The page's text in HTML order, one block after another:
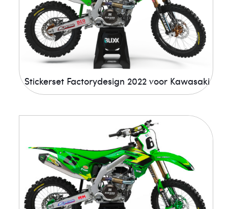
Stickerset Factorydesign 2022 voor Kawasaki